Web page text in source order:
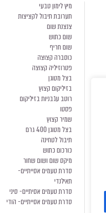
מיץ לימון טבעי
תערובת תיבול לקציצות
צנצנת שום
שום כתוש
שום חריף
כוסברה קצוצה
פטרוזיליה קצוצה
בצל מטוגן
בזיליקום קצוץ
רוטב עגבניות בזיליקום
פסטו
שמיר קצוץ
בצל מטוגן 400 גרם
תיבול לטחינה
כורכום כתוש
מיקס שום ושום שחור
סדרת טעמים אסייתיים-
תאילנדי
סדרת טעמים אסיתיים- סיני
סדרת טעמים אסייתיים- הודי